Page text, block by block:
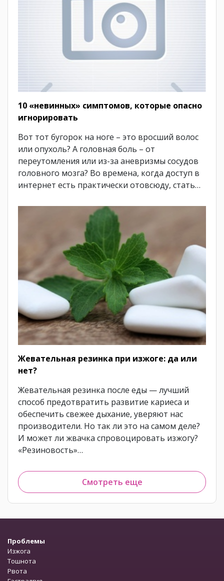
10 «невинных» симптомов, которые опасно
игнорировать
Вот тот бугорок на ноге – это вросший волос
или опухоль? А головная боль – от
переутомления или из-за аневризмы сосудов
головного мозга? Во времена, когда доступ в
интернет есть практически отовсюду, стать…
Жевательная резинка при изжоге: да или
нет?
Жевательная резинка после еды — лучший
способ предотвратить развитие кариеса и
обеспечить свежее дыхание, уверяют нас
производители. Но так ли это на самом деле?
И может ли жвачка спровоцировать изжогу?
«Резиновость»…
Смотреть еще
Проблемы
Изжога
Тошнота
Рвота